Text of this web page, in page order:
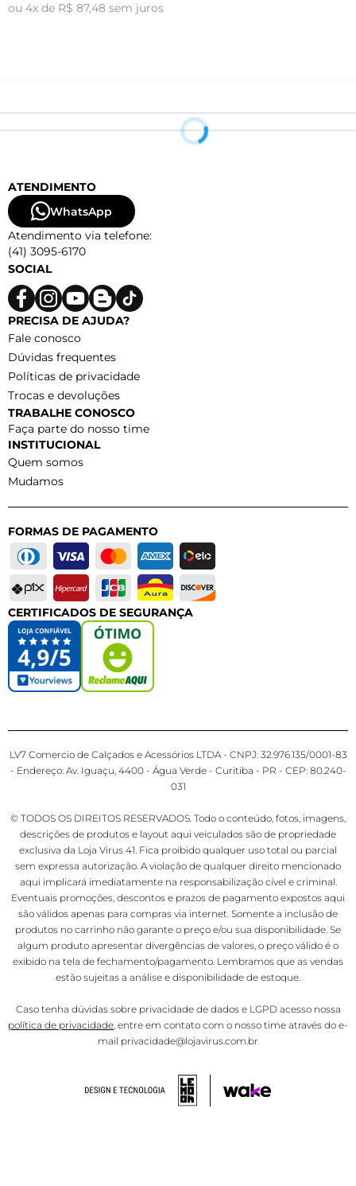
ou 4x de R$ 87,48 sem juros
ATENDIMENTO
WhatsApp
Atendimento via telefone:
(41) 3095-6170
SOCIAL
PRECISA DE AJUDA?
Fale conosco
Dúvidas frequentes
Políticas de privacidade
Trocas e devoluções
TRABALHE CONOSCO
Faça parte do nosso time
INSTITUCIONAL
Quem somos
Mudamos
FORMAS DE PAGAMENTO
CERTIFICADOS DE SEGURANÇA
LV7 Comercio de Calçados e Acessórios LTDA - CNPJ: 32.976.135/0001-83
- Endereço: Av. Iguaçu, 4400 - Água Verde - Curitiba - PR - CEP: 80.240-
031
© TODOS OS DIREITOS RESERVADOS. Todo o conteúdo, fotos, imagens,
descrições de produtos e layout aqui veiculados são de propriedade
exclusiva da Loja Virus 41. Fica proibido qualquer uso total ou parcial
sem expressa autorização. A violação de qualquer direito mencionado
aqui implicará imediatamente na responsabilização cível e criminal.
Eventuais promoções, descontos e prazos de pagamento expostos aqui
são válidos apenas para compras via internet. Somente a inclusão de
produtos no carrinho não garante o preço e/ou sua disponibilidade. Se
algum produto apresentar divergências de valores, o preço válido é o
exibido na tela de fechamento/pagamento. Lembramos que as vendas
estão sujeitas a análise e disponibilidade de estoque.
Caso tenha dúvidas sobre privacidade de dados e LGPD acesso nossa
política de privacidade, entre em contato com o nosso time através do e-
mail privacidade@lojavirus.com.br